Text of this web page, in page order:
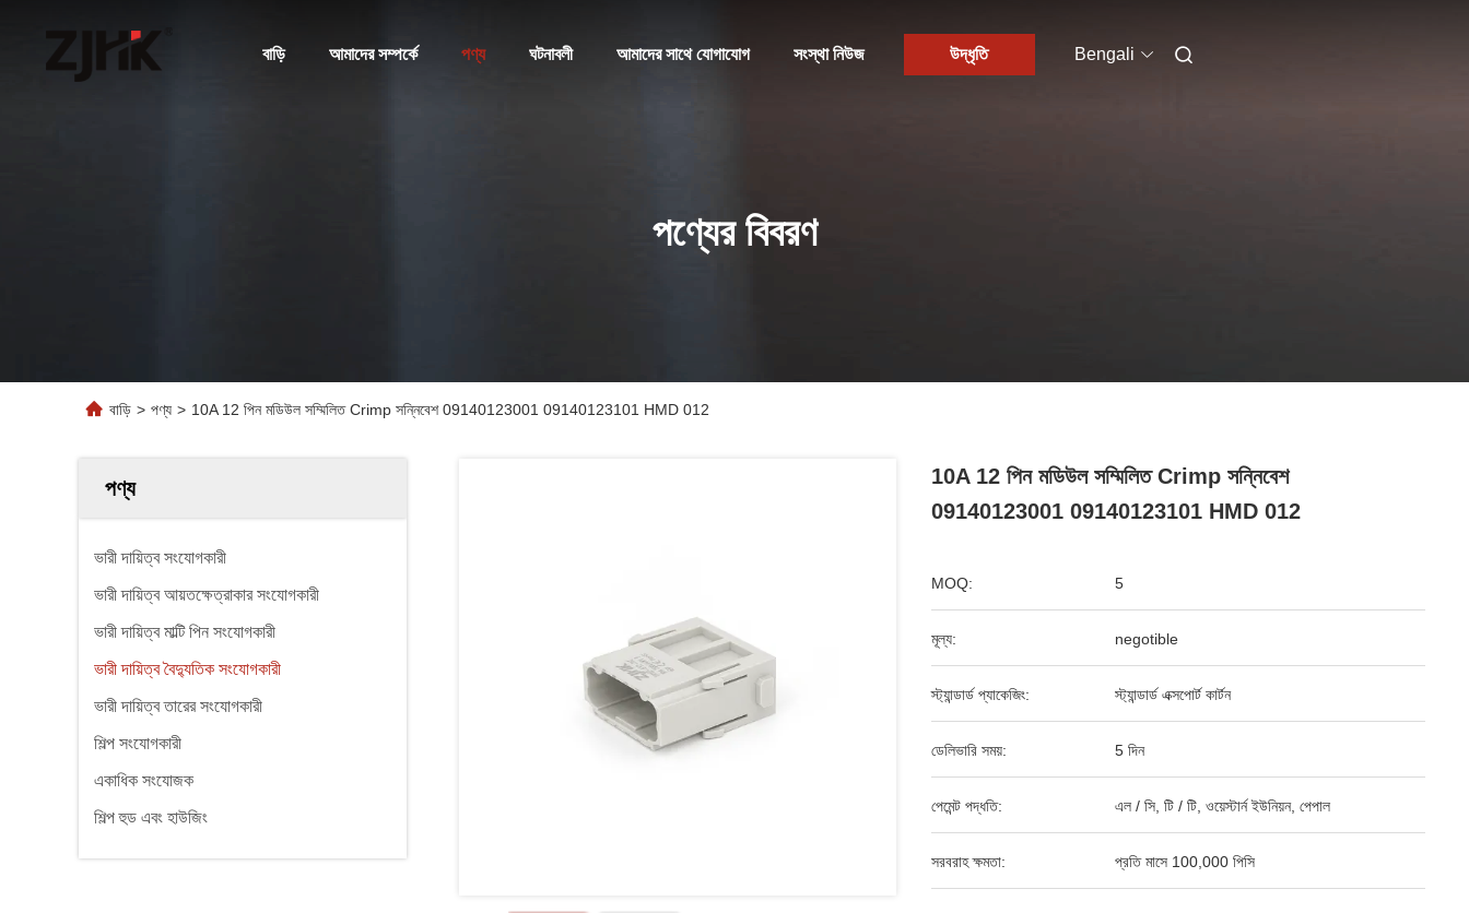
বাড়ি আমাদের সম্পর্কে পণ্য ঘটনাবলী আমাদের সাথে যোগাযোগ সংস্থা নিউজ উদ্ধৃতি Bengali
পণ্যের বিবরণ
বাড়ি > পণ্য > 10A 12 পিন মডিউল সম্মিলিত Crimp সন্নিবেশ 09140123001 09140123101 HMD 012
পণ্য
ভারী দায়িত্ব সংযোগকারী
ভারী দায়িত্ব আয়তক্ষেত্রাকার সংযোগকারী
ভারী দায়িত্ব মাল্টি পিন সংযোগকারী
ভারী দায়িত্ব বৈদ্যুতিক সংযোগকারী
ভারী দায়িত্ব তারের সংযোগকারী
শিল্প সংযোগকারী
একাধিক সংযোজক
শিল্প হুড এবং হাউজিং
10A 12 পিন মডিউল সম্মিলিত Crimp সন্নিবেশ
09140123001 09140123101 HMD 012
MOQ: 5
মূল্য: negotible
স্ট্যান্ডার্ড প্যাকেজিং: স্ট্যান্ডার্ড এক্সপোর্ট কার্টন
ডেলিভারি সময়: 5 দিন
পেমেন্ট পদ্ধতি: এল / সি, টি / টি, ওয়েস্টার্ন ইউনিয়ন, পেপাল
সরবরাহ ক্ষমতা: প্রতি মাসে 100,000 পিসি